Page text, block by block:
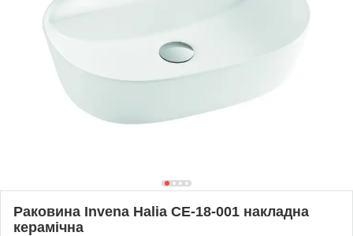
Раковина Invena Halia CE-18-001 накладна
керамічна